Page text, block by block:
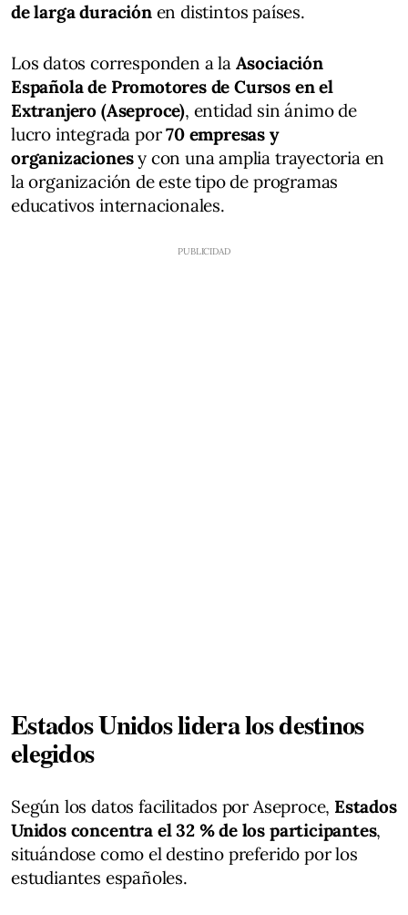
de larga duraciónen distintos países.
Los datos corresponden a la Asociación
Española de Promotores de Cursos en el
Extranjero (Aseproce), entidad sin ánimo de
lucro integrada por70 empresas y
organizacionesy con una amplia trayectoria en
la organización de este tipo de programas
educativos internacionales.
Estados Unidos lidera los destinos
elegidos
Según los datos facilitados por Aseproce, Estados
Unidos concentra el 32 % de los participantes,
situándose como el destino preferido por los
estudiantes españoles.